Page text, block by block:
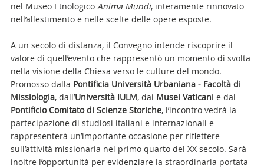
nel Museo Etnologico Anima Mundi, interamente rinnovato
nell’allestimento e nelle scelte delle opere esposte.
A un secolo di distanza, il Convegno intende riscoprire il
valore di quell’evento che rappresentò un momento di svolta
nella visione della Chiesa verso le culture del mondo.
Promosso dalla Pontificia Università Urbaniana - Facoltà di
Missiologia, dall’Università IULM, dai Musei Vaticani e dal
Pontificio Comitato di Scienze Storiche, l’incontro vedrà la
partecipazione di studiosi italiani e internazionali e
rappresenterà un’importante occasione per riflettere
sull’attività missionaria nel primo quarto del XX secolo. Sarà
inoltre l’opportunità per evidenziare la straordinaria portata